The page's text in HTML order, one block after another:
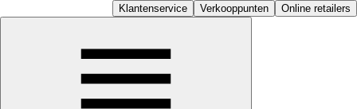
Klantenservice Verkooppunten Online retailers